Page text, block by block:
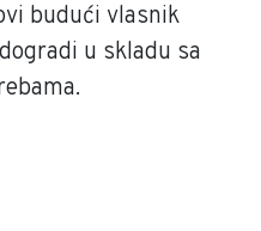
budući vlasnik
u skladu sa